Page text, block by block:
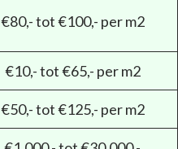
€80,- tot €100,- per m2
€10,- tot €65,- per m2
€50,- tot €125,- per m2